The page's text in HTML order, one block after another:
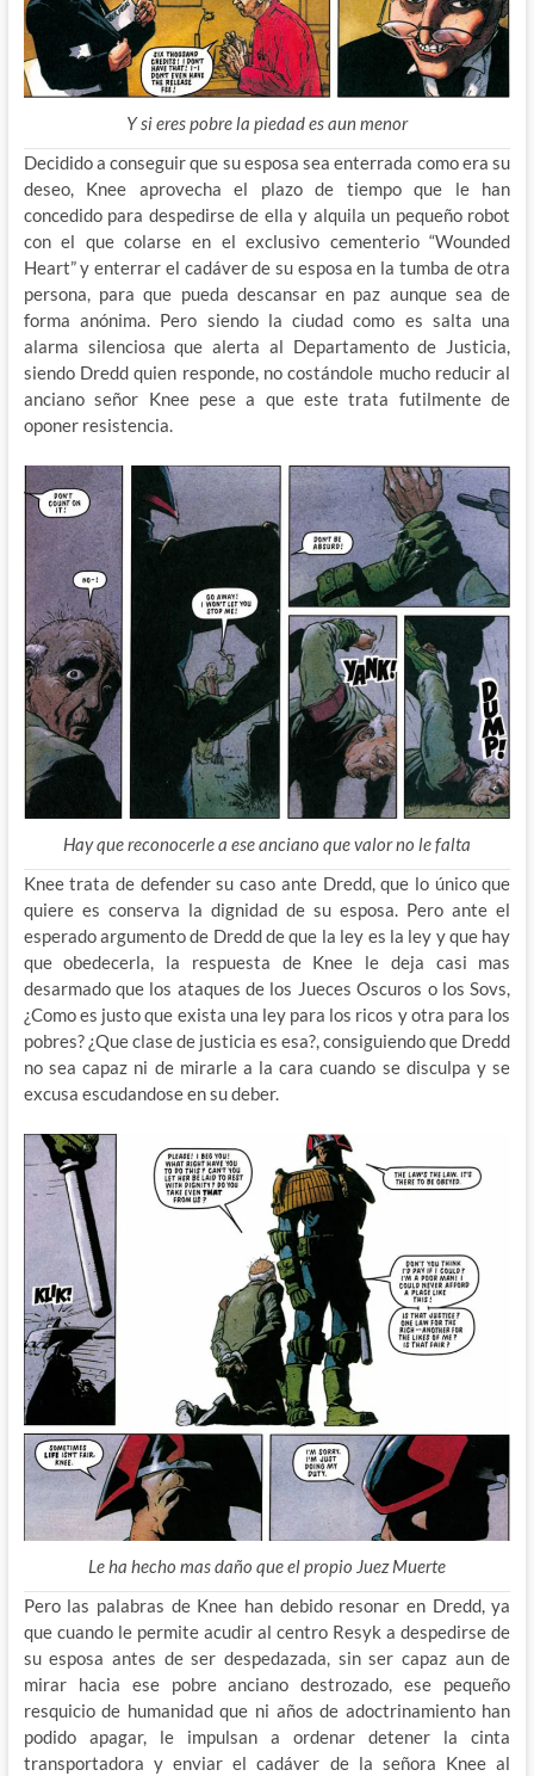
Y si eres pobre la piedad es aun menor
Decidido a conseguir que su esposa sea enterrada como era su
deseo, Knee aprovecha el plazo de tiempo que le han
concedido para despedirse de ella y alquila un pequeño robot
con el que colarse en el exclusivo cementerio “Wounded
Heart” y enterrar el cadáver de su esposa en la tumba de otra
persona, para que pueda descansar en paz aunque sea de
forma anónima. Pero siendo la ciudad como es salta una
alarma silenciosa que alerta al Departamento de Justicia,
siendo Dredd quien responde, no costándole mucho reducir al
anciano señor Knee pese a que este trata futilmente de
oponer resistencia.
Hay que reconocerle a ese anciano que valor no le falta
Knee trata de defender su caso ante Dredd, que lo único que
quiere es conserva la dignidad de su esposa. Pero ante el
esperado argumento de Dredd de que la ley es la ley y que hay
que obedecerla, la respuesta de Knee le deja casi mas
desarmado que los ataques de los Jueces Oscuros o los Sovs,
¿Como es justo que exista una ley para los ricos y otra para los
pobres? ¿Que clase de justicia es esa?, consiguiendo que Dredd
no sea capaz ni de mirarle a la cara cuando se disculpa y se
excusa escudandose en su deber.
Le ha hecho mas daño que el propio Juez Muerte
Pero las palabras de Knee han debido resonar en Dredd, ya
que cuando le permite acudir al centro Resyk a despedirse de
su esposa antes de ser despedazada, sin ser capaz aun de
mirar hacia ese pobre anciano destrozado, ese pequeño
resquicio de humanidad que ni años de adoctrinamiento han
podido apagar, le impulsan a ordenar detener la cinta
transportadora y enviar el cadáver de la señora Knee al